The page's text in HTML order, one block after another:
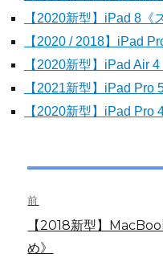
【2020新型】iPad 8《
【2020 / 2018】iPad
【2020新型】iPad Air
【2021新型】iPad Pro
【2020新型】iPad Pro
稿
ナ
前
前
の
【2018新型】
め》